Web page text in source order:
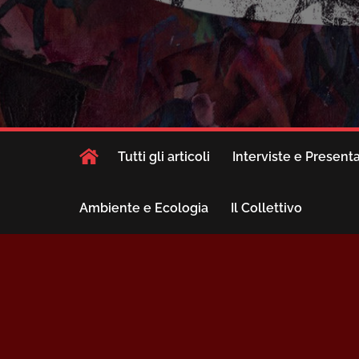
Tutti gli articoli Interviste e
Ambiente e Ecologia Il Collettivo